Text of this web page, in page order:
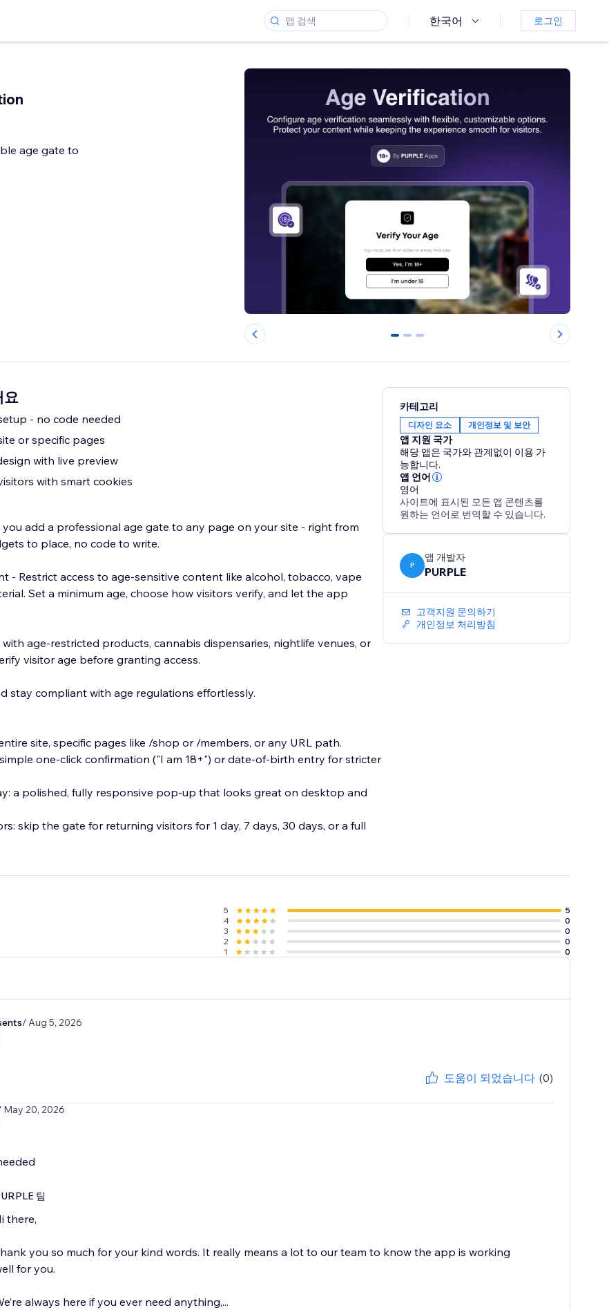
한국어 로그인
age gate to
0 1 2
- no code needed
or specific pages
with live preview
with smart cookies
you add a professional age gate to any page on your site - right from
to place, no code to write.
- Restrict access to age-sensitive content like alcohol, tobacco, vape
Set a minimum age, choose how visitors verify, and let the app
age-restricted products, cannabis dispensaries, nightlife venues, or
visitor age before granting access.
stay compliant with age regulations effortlessly.
site, specific pages like /shop or /members, or any URL path.
one-click confirmation ("I am 18+") or date-of-birth entry for stricter
a polished, fully responsive pop-up that looks great on desktop and
skip the gate for returning visitors for 1 day, 7 days, 30 days, or a full
카테고리
디자인 요소 개인정보 및 보안
앱 지원 국가
해당 앱은 국가와 관계없이 이용 가
능합니다.
앱 언어
영어
사이트에 표시된 모든 앱 콘텐츠를
원하는 언어로 번역할 수 있습니다.
P
앱 개발자
PURPLE
고객지원 문의하기
개인정보 처리방침
5
5
4
0
3
0
2
0
1
0
/ Aug 5, 2026
도움이 되었습니다 (0)
May 20, 2026
팀
there,
you so much for your kind words. It really means a lot to our team to know the app is working
for you.
always here if you ever need anything,...